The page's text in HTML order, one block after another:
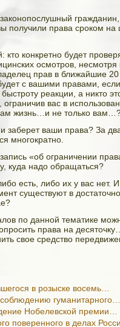
получили права сроком
конкретно будет
осмотров, несмотря
прав в ближайшие 20
с вашими правами,
реакции, а никто
вас в
жизнь…и не только
заберет ваши права? За
многократно.
«об ограничении
куда надо обращаться?
есть, либо их у вас нет.
существуют в
по данной тематике
права на
свое средство
в розыске восемь…
гуманитарного…
Нобелевской премии…
поверенного в делах